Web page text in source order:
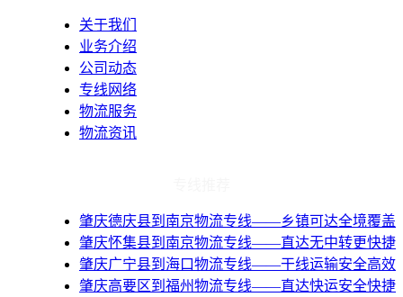
关于我们
业务介绍
公司动态
专线网络
物流服务
物流资讯
肇庆德庆县到南京物流专线——乡镇可达全境覆盖
肇庆怀集县到南京物流专线——直达无中转更快捷
肇庆广宁县到海口物流专线——干线运输安全高效
肇庆高要区到福州物流专线——直达快运安全快捷